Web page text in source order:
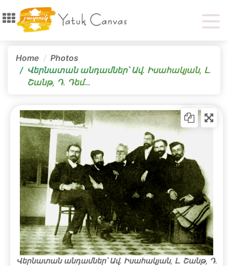
Home
Photos
Վերնատան անդամներ՝ Ավ. Իսահակյան, Լ.
Շանթ, Դ. Դեմ…
Վերնատան անդամներ՝ Ավ. Իսահակյան, Լ. Շանթ, Դ.